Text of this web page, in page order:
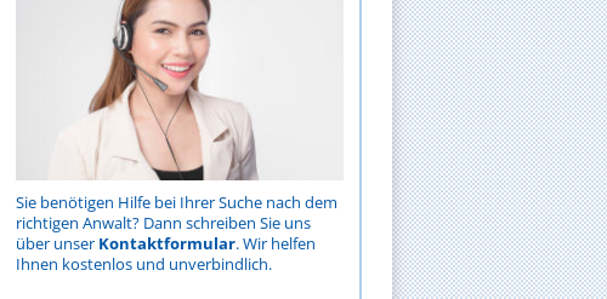
Sie benötigen Hilfe bei Ihrer Suche nach dem
richtigen Anwalt? Dann schreiben Sie uns
über unser Kontaktformular. Wir helfen
Ihnen kostenlos und unverbindlich.